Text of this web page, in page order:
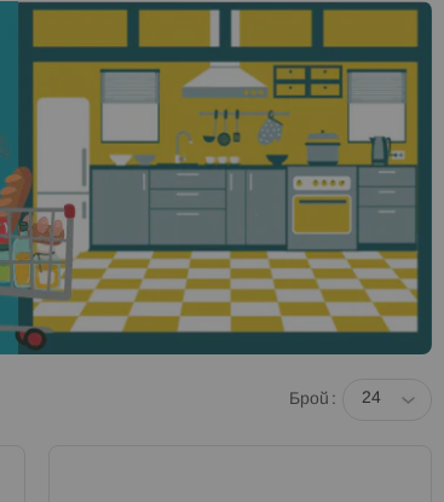
Брой